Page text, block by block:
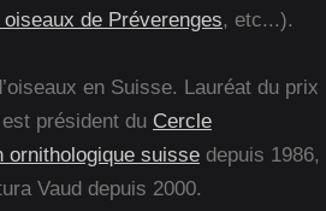
de Préverenges, etc...).
en Suisse. Lauréat du prix
président du Cercle
ornithologique suisse depuis 1986,
Vaud depuis 2000.